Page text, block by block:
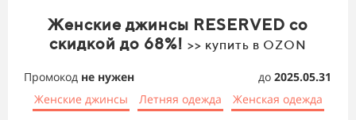
Женские джинсы RESERVED со
скидкой до 68%! >> купить в OZON
Промокод не нужен до 2025.05.31
Женские джинсы
Летняя одежда Женская одежда